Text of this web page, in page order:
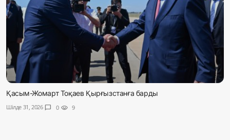
Қасым-Жомарт Тоқаев Қырғызстанға барды
Шілде 31, 2026 chat_bubble 0 visibility 9